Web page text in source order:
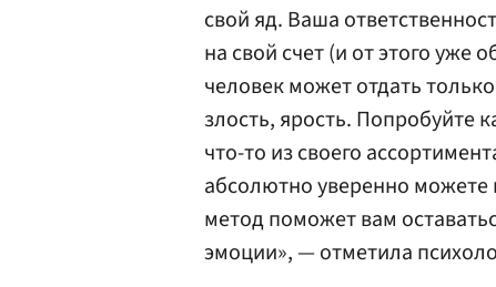
свой яд. Ваша
на свой счет (и от этого уже
человек может отдать
злость, ярость. Попробуйте
что-то из своего
абсолютно уверенно можете
метод поможет вам
эмоции», — отметила